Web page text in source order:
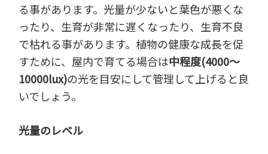
る事があります。光量が少ないと葉色が悪くな
ったり、生育が非常に遅くなったり、生育不良
で枯れる事があります。植物の健康な成長を促
すために、屋内で育てる場合は中程度(4000～
10000lux)の光を目安にして管理して上げると良
いでしょう。
光量のレベル